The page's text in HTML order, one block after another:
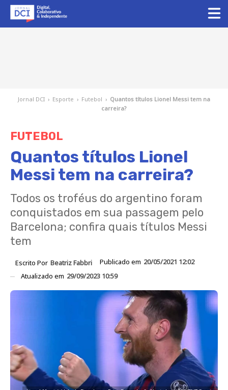
Jornal DCI › Esporte › Futebol › Quantos títulos Lionel Messi tem na
carreira?
FUTEBOL
Quantos títulos Lionel
Messi tem na carreira?
Todos os troféus do argentino foram
conquistados em sua passagem pelo
Barcelona; confira quais títulos Messi
tem
Escrito Por Beatriz Fabbri Publicado em 20/05/2021 12:02
Atualizado em 29/09/2023 10:59